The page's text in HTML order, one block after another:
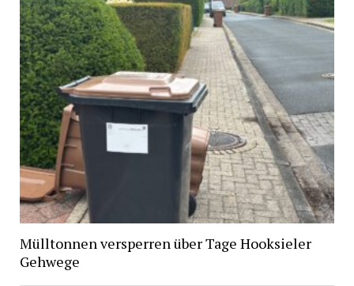
Mülltonnen versperren über Tage Hooksieler
Gehwege